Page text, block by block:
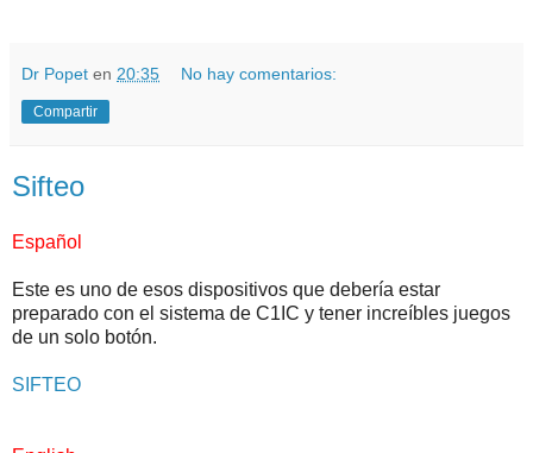
Dr Popet en 20:35 No hay comentarios:
Compartir
Sifteo
Español
Este es uno de esos dispositivos que debería estar
preparado con el sistema de C1IC y tener increíbles juegos
de un solo botón.
SIFTEO